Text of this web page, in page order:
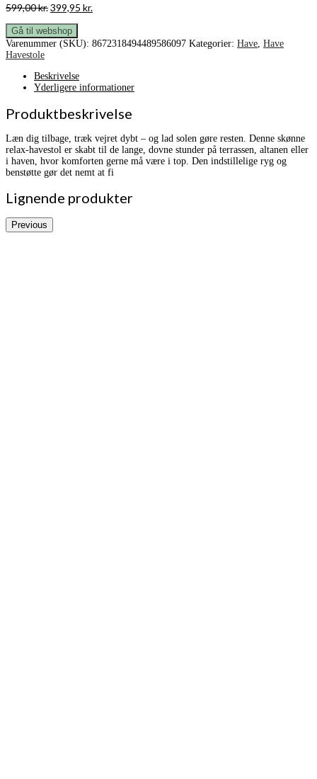
599,00kr.Den
pris
var:
599,00 kr..
399,95 kr.Den
er:
Gå til webshop
Varenummer (SKU): 8672318494489586097 Kategorier: Have, Have
Havestole
Beskrivelse
Yderligere informationer
Produktbeskrivelse
Læn dig tilbage, træk vejret dybt – og lad solen gøre resten. Denne skønne
relax-havestol er skabt til de lange, dovne stunder på terrassen, altanen eller
i haven, hvor komforten gerne må være i top. Den indstillelige ryg og
benstøtte gør det nemt at fi
Lignende produkter
Previous